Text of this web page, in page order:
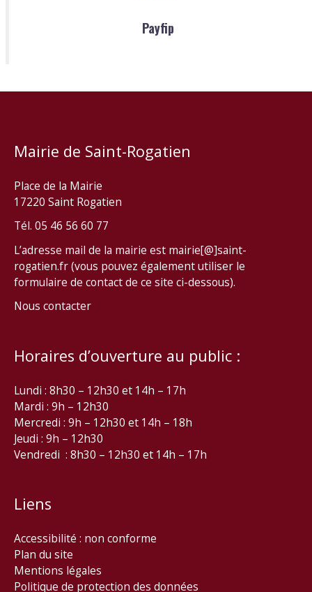
Payfip
Mairie de Saint-Rogatien
Place de la Mairie
17220 Saint Rogatien
Tél. 05 46 56 60 77
L’adresse mail de la mairie est mairie[@]saint-
rogatien.fr (vous pouvez également utiliser le
formulaire de contact de ce site ci-dessous).
Nous contacter
Horaires d’ouverture au public :
Lundi : 8h30 – 12h30 et 14h – 17h
Mardi : 9h – 12h30
Mercredi : 9h – 12h30 et 14h – 18h
Jeudi : 9h – 12h30
Vendredi : 8h30 – 12h30 et 14h – 17h
Liens
Accessibilité : non conforme
Plan du site
Mentions légales
Politique de protection des données